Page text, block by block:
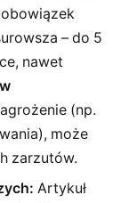
– do 5
nawet
(np.
może
zarzutów.
Artykuł